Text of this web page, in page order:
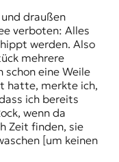
draußen
verboten: Alles
werden. Also
mehrere
schon eine Weile
hatte, merkte ich,
ich bereits
wenn da
Zeit finden, sie
[um keinen